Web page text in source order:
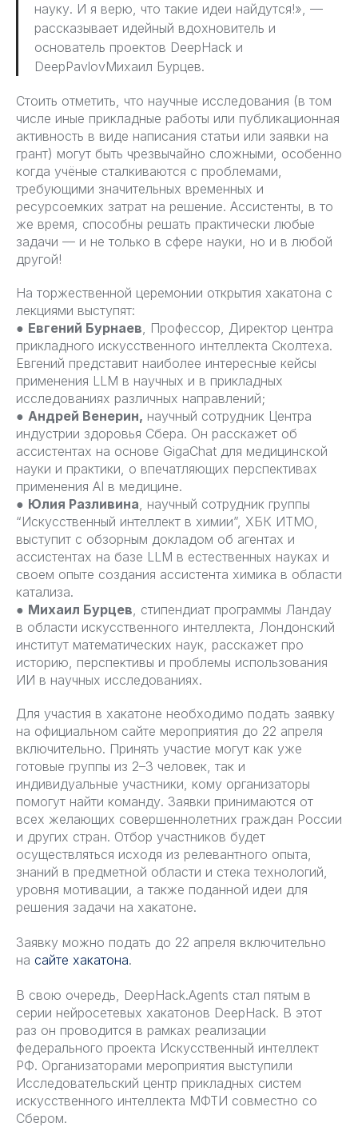
науку. И я верю, что такие идеи найдутся!», —
рассказывает идейный вдохновитель и
основатель проектов DeepHack и
DeepPavlovМихаил Бурцев.
Стоить отметить, что научные исследования (в том
числе иные прикладные работы или публикационная
активность в виде написания статьи или заявки на
грант) могут быть чрезвычайно сложными, особенно
когда учёные сталкиваются с проблемами,
требующими значительных временных и
ресурсоемких затрат на решение. Ассистенты, в то
же время, способны решать практически любые
задачи — и не только в сфере науки, но и в любой
другой!
На торжественной церемонии открытия хакатона с
лекциями выступят:
● Евгений Бурнаев, Профессор, Директор центра
прикладного искусственного интеллекта Сколтеха.
Евгений представит наиболее интересные кейсы
применения LLM в научных и в прикладных
исследованиях различных направлений;
● Андрей Венерин, научный сотрудник Центра
индустрии здоровья Сбера. Он расскажет об
ассистентах на основе GigaChat для медицинской
науки и практики, о впечатляющих перспективах
применения AI в медицине.
● Юлия Разливина, научный сотрудник группы
“Искусственный интеллект в химии”, ХБК ИТМО,
выступит с обзорным докладом об агентах и
ассистентах на базе LLM в естественных науках и
своем опыте создания ассистента химика в области
катализа.
● Михаил Бурцев, стипендиат программы Ландау
в области искусственного интеллекта, Лондонский
институт математических наук, расскажет про
историю, перспективы и проблемы использования
ИИ в научных исследованиях.
Для участия в хакатоне необходимо подать заявку
на официальном сайте мероприятия до 22 апреля
включительно. Принять участие могут как уже
готовые группы из 2–3 человек, так и
индивидуальные участники, кому организаторы
помогут найти команду. Заявки принимаются от
всех желающих совершеннолетних граждан России
и других стран. Отбор участников будет
осуществляться исходя из релевантного опыта,
знаний в предметной области и стека технологий,
уровня мотивации, а также поданной идеи для
решения задачи на хакатоне.
Заявку можно подать до 22 апреля включительно
на сайте хакатона.
В свою очередь, DeepHack.Agents стал пятым в
серии нейросетевых хакатонов DeepHack. В этот
раз он проводится в рамках реализации
федерального проекта Искусственный интеллект
РФ. Организаторами мероприятия выступили
Исследовательский центр прикладных систем
искусственного интеллекта МФТИ совместно со
Сбером.